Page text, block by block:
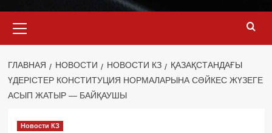
меню
ГЛАВНАЯ НОВОСТИ НОВОСТИ КЗ
ҚАЗАҚСТАНДАҒЫ
ҮДЕРІСТЕР КОНСТИТУЦИЯ НОРМАЛАРЫНА СӘЙКЕС ЖҮЗЕГЕ
АСЫП ЖАТЫР — БАЙҚАУШЫ
Новости КЗ